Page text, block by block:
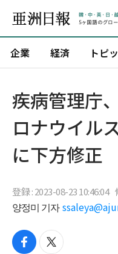
企業 経済 トピ
疾病管理庁
ロナウイル
に下方修正
登録 : 2023-08-23 10:46:04
양정미 기자
f
t